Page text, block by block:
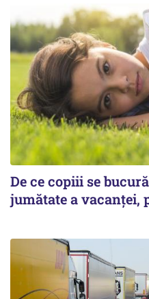
De ce copiii se
jumătate a